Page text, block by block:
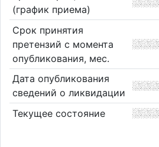
(график приема)
Срок принятия
претензий с момента
опубликования, мес.
Дата опубликования
сведений о ликвидации
Текущее состояние